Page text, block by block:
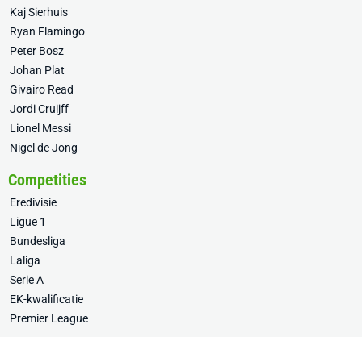
Kaj Sierhuis
Ryan Flamingo
Peter Bosz
Johan Plat
Givairo Read
Jordi Cruijff
Lionel Messi
Nigel de Jong
Competities
Eredivisie
Ligue 1
Bundesliga
Laliga
Serie A
EK-kwalificatie
Premier League